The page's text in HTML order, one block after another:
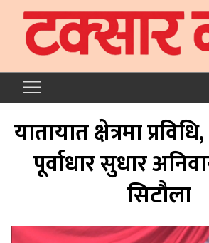
यातायात क्षेत्रमा
पूर्वाधार सुधार
सिटौला